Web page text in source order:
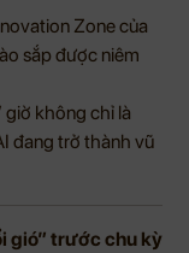
Zone của
sắp được niêm
giờ không chỉ là
đang trở thành vũ
gió” trước chu kỳ